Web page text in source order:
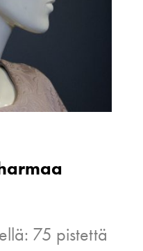
75 pistettä